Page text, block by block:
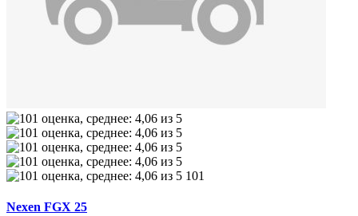
101
Nexen FGX 25